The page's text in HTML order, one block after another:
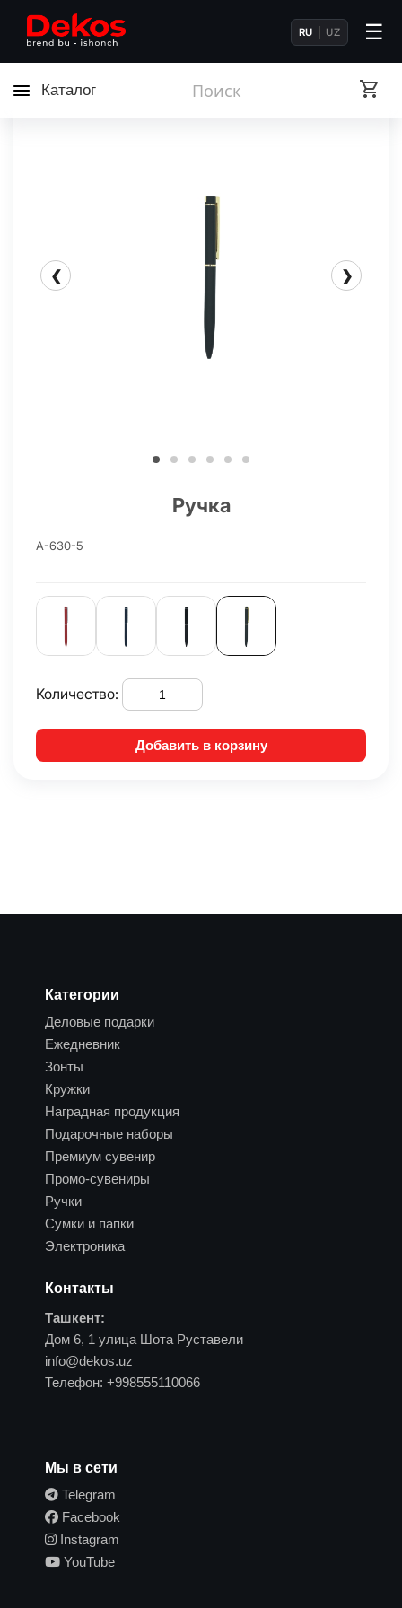
RU UZ ☰
Каталог
❮ ❯
Ручка
A-630-5
Количество:
Добавить в корзину
Категории
Деловые подарки
Ежедневник
Зонты
Кружки
Наградная продукция
Подарочные наборы
Премиум сувенир
Промо-сувениры
Ручки
Сумки и папки
Электроника
Контакты
Ташкент:
Дом 6, 1 улица Шота Руставели
info@dekos.uz
Телефон: +998555110066
Мы в сети
Telegram
Facebook
Instagram
YouTube